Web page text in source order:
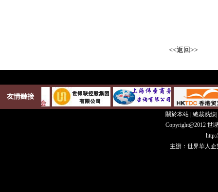
<<返回>>
友情鏈接
關於本站 |總裁熱線
Copyright@2012 世
主辦：世界華人